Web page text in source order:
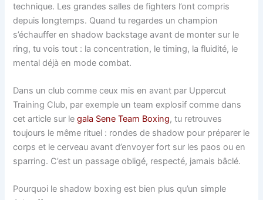
technique. Les grandes salles de fighters l’ont compris
depuis longtemps. Quand tu regardes un champion
s’échauffer en shadow backstage avant de monter sur le
ring, tu vois tout : la concentration, le timing, la fluidité, le
mental déjà en mode combat.
Dans un club comme ceux mis en avant par Uppercut
Training Club, par exemple un team explosif comme dans
cet article sur legala Sene Team Boxing, tu retrouves
toujours le même rituel : rondes de shadow pour préparer le
corps et le cerveau avant d’envoyer fort sur les paos ou en
sparring. C’est un passage obligé, respecté, jamais bâclé.
Pourquoi le shadow boxing est bien plus qu’un simple